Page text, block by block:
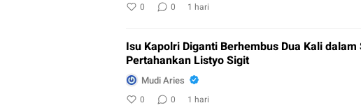
0 0 1 hari
Isu Kapolri Diganti Berhembus Dua Kali
Pertahankan Listyo Sigit
Mudi Aries
0 0 1 hari